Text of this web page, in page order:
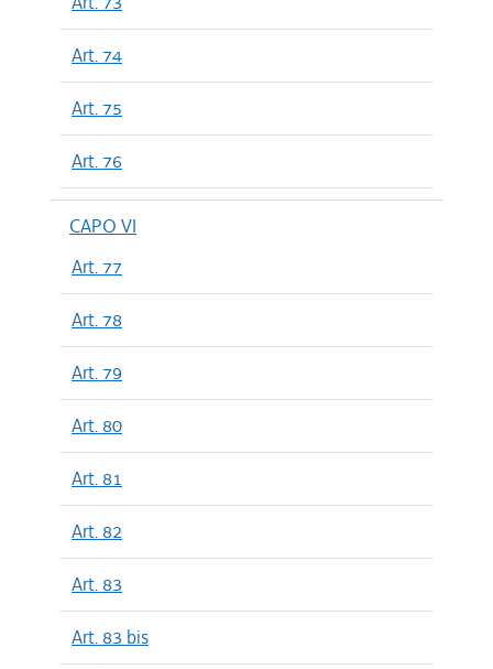
Art. 74
Art. 75
Art. 76
CAPO VI
Art. 77
Art. 78
Art. 79
Art. 80
Art. 81
Art. 82
Art. 83
Art. 83 bis